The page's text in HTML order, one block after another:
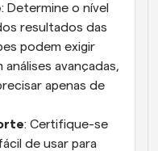
: Determine o nível
resultados das
podem exigir
avançadas,
apenas de
: Certifique-se
de usar para